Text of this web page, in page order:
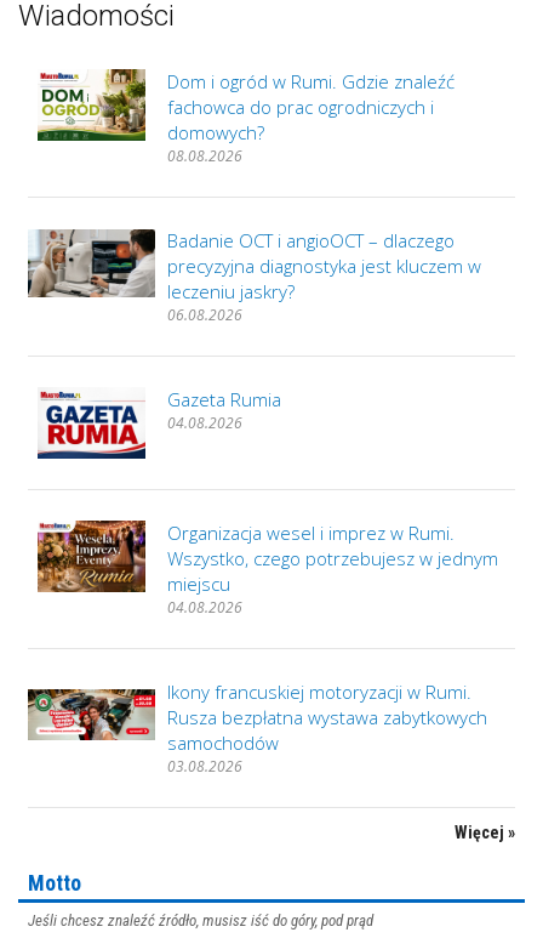
Wiadomości
Dom i ogród w Rumi. Gdzie znaleźć
fachowca do prac ogrodniczych i
domowych?
08.08.2026
Badanie OCT i angioOCT – dlaczego
precyzyjna diagnostyka jest kluczem w
leczeniu jaskry?
06.08.2026
Gazeta Rumia
04.08.2026
Organizacja wesel i imprez w Rumi.
Wszystko, czego potrzebujesz w jednym
miejscu
04.08.2026
Ikony francuskiej motoryzacji w Rumi.
Rusza bezpłatna wystawa zabytkowych
samochodów
03.08.2026
Więcej »
Motto
Jeśli chcesz znaleźć źródło, musisz iść do góry, pod prąd